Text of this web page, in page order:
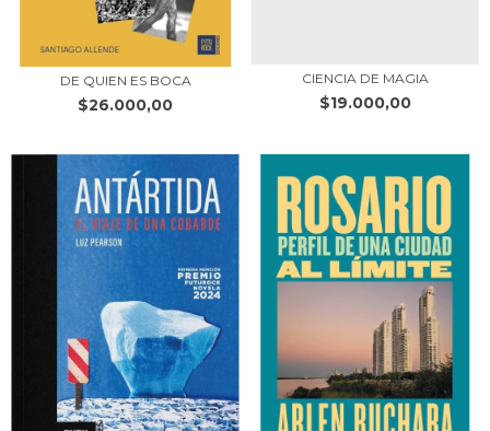
DE QUIEN ES BOCA
$26.000,00
CIENCIA DE MAGIA
$19.000,00